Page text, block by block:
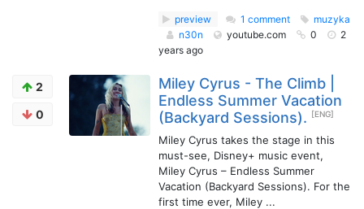
preview 1 comment
muzyka
n30n
youtube.com 0
2
years ago
2
0
Miley Cyrus - The Climb |
Endless Summer Vacation
(Backyard Sessions). [ENG]
Miley Cyrus takes the stage in this
must-see, Disney+ music event,
Miley Cyrus – Endless Summer
Vacation (Backyard Sessions). For the
first time ever, Miley ...